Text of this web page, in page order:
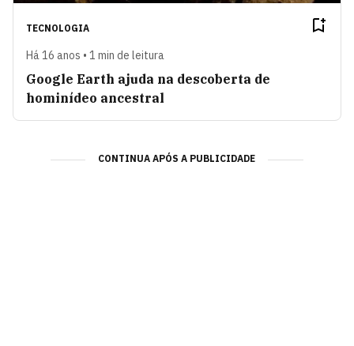
TECNOLOGIA
Há 16 anos • 1 min de leitura
Google Earth ajuda na descoberta de
hominídeo ancestral
CONTINUA APÓS A PUBLICIDADE